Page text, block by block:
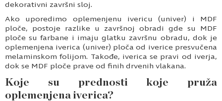
dekorativni završni sloj.
Ako uporedimo oplemenjenu ivericu (univer) i MDF
ploče, postoje razlike u završnoj obradi gde su MDF
ploče su farbane i imaju glatku završnu obradu, dok je
oplemenjena iverica (univer) ploča od iverice presvučena
melaminskom folijom. Takođe, iverica se pravi od iverja,
dok se MDF ploče prave od finih drvenih vlakana.
Koje su prednosti koje pruža
oplemenjena iverica?